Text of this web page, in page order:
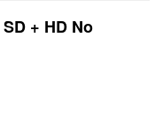
+ HD No